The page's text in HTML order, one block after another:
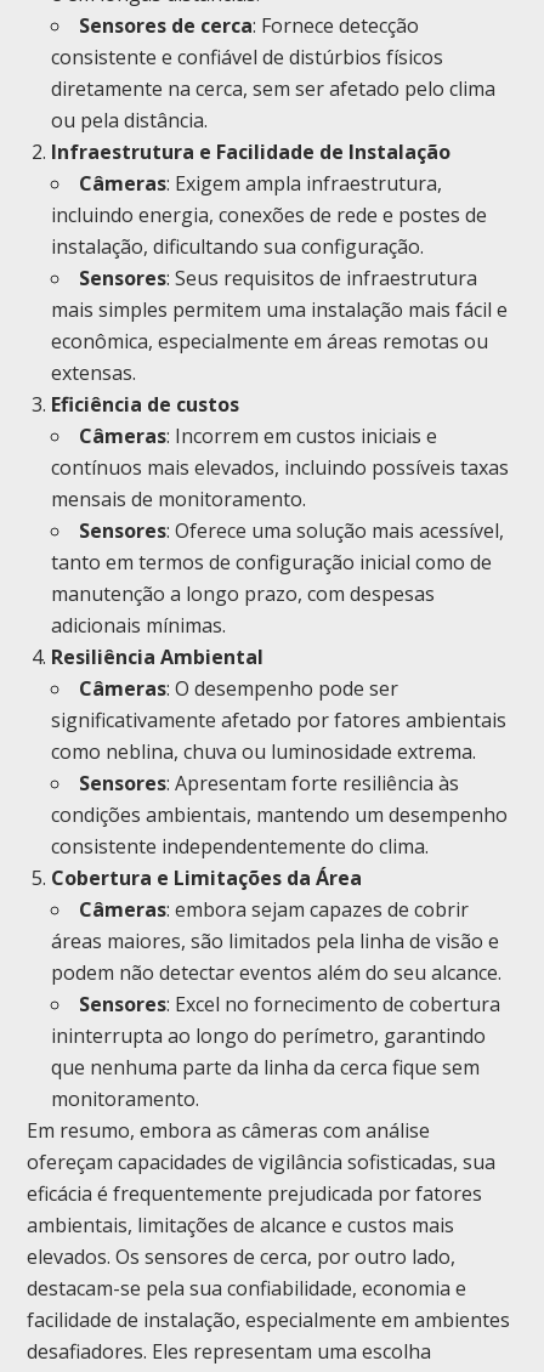
Sensores de cerca: Fornece detecção
consistente e confiável de distúrbios físicos
diretamente na cerca, sem ser afetado pelo clima
ou pela distância.
Infraestrutura e Facilidade de Instalação
Câmeras: Exigem ampla infraestrutura,
incluindo energia, conexões de rede e postes de
instalação, dificultando sua configuração.
Sensores: Seus requisitos de infraestrutura
mais simples permitem uma instalação mais fácil e
econômica, especialmente em áreas remotas ou
extensas.
Eficiência de custos
Câmeras: Incorrem em custos iniciais e
contínuos mais elevados, incluindo possíveis taxas
mensais de monitoramento.
Sensores: Oferece uma solução mais acessível,
tanto em termos de configuração inicial como de
manutenção a longo prazo, com despesas
adicionais mínimas.
Resiliência Ambiental
Câmeras: O desempenho pode ser
significativamente afetado por fatores ambientais
como neblina, chuva ou luminosidade extrema.
Sensores: Apresentam forte resiliência às
condições ambientais, mantendo um desempenho
consistente independentemente do clima.
Cobertura e Limitações da Área
Câmeras: embora sejam capazes de cobrir
áreas maiores, são limitados pela linha de visão e
podem não detectar eventos além do seu alcance.
Sensores: Excel no fornecimento de cobertura
ininterrupta ao longo do perímetro, garantindo
que nenhuma parte da linha da cerca fique sem
monitoramento.
Em resumo, embora as câmeras com análise
ofereçam capacidades de vigilância sofisticadas, sua
eficácia é frequentemente prejudicada por fatores
ambientais, limitações de alcance e custos mais
elevados. Os sensores de cerca, por outro lado,
destacam-se pela sua confiabilidade, economia e
facilidade de instalação, especialmente em ambientes
desafiadores. Eles representam uma escolha